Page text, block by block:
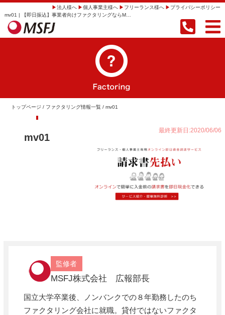
mv01 | 【即日振込】事業者向けファクタリングならMSFJ株式会社
法人様へ 個人事業主様へ フリーランス様へ プライバシーポリシー
トップページ / ファクタリング情報一覧 / mv01
mv01
最終更新日:2020/06/06
監修者
MSFJ株式会社 広報部長
国立大学卒業後、ノンバンクでの８年勤務したのち
ファクタリング会社に就職。貸付ではないファクタ